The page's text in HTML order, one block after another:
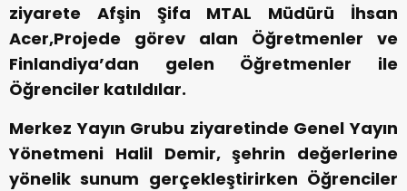
ziyarete Afşin Şifa MTAL Müdürü İhsan
Acer,Projede görev alan Öğretmenler ve
Finlandiya’dan gelen Öğretmenler ile
Öğrenciler katıldılar.
Merkez Yayın Grubu ziyaretinde Genel Yayın
Yönetmeni Halil Demir, şehrin değerlerine
yönelik sunum gerçekleştirirken Öğrenciler